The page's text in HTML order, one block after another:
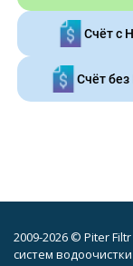
Счёт
2009-2026 © Piter
систем водоочистки